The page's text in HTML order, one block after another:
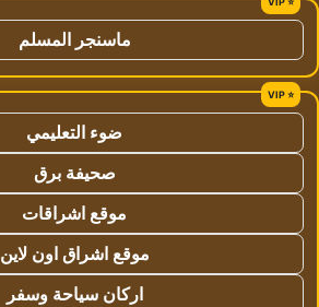
ماسنجر المسلم
ضوء التعليمي
صحيفة برق
موقع اشراقات
موقع اشراق اون لاين
اركان سياحة وسفر